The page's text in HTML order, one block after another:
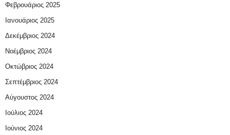
Φεβρουάριος 2025
Ιανουάριος 2025
Δεκέμβριος 2024
Νοέμβριος 2024
Οκτώβριος 2024
Σεπτέμβριος 2024
Αύγουστος 2024
Ιούλιος 2024
Ιούνιος 2024